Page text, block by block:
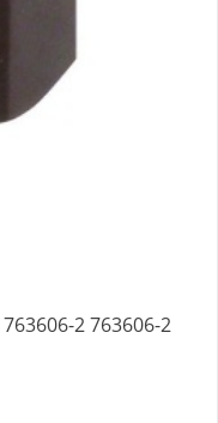
2 763606-2